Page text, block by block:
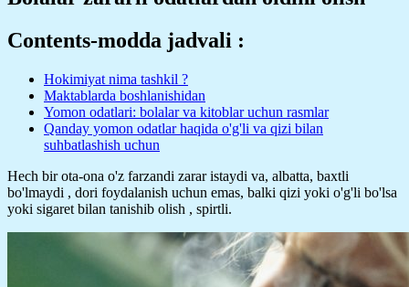
Contents-modda jadvali :
Hokimiyat nima tashkil ?
Maktablarda boshlanishidan
Yomon odatlari: bolalar va kitoblar uchun rasmlar
Qanday yomon odatlar haqida o'g'li va qizi bilan
suhbatlashish uchun
Hech bir ota-ona o'z farzandi zarar istaydi va, albatta, baxtli
bo'lmaydi , dori foydalanish uchun emas, balki qizi yoki o'g'li bo'lsa
yoki sigaret bilan tanishib olish , spirtli.